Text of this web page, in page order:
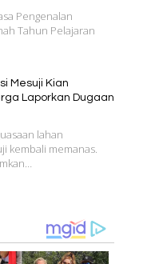
Pengenalan
Tahun Pelajaran
Mesuji Kian
Laporkan Dugaan
lahan
kembali memanas.